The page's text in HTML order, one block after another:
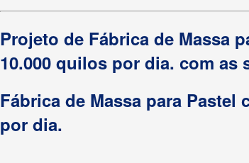
Projeto de Fábrica de Massa
10.000 quilos por dia. com as
Fábrica de Massa para Pastel
por dia.